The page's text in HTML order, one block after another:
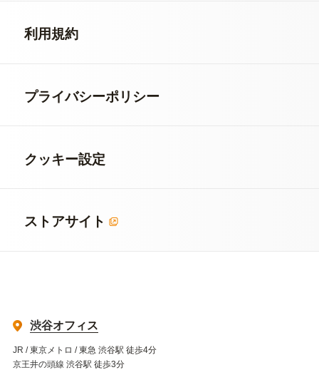
利用規約
プライバシーポリシー
クッキー設定
ストアサイト
渋谷オフィス
JR / 東京メトロ / 東急 渋谷駅 徒歩4分
京王井の頭線 渋谷駅 徒歩3分